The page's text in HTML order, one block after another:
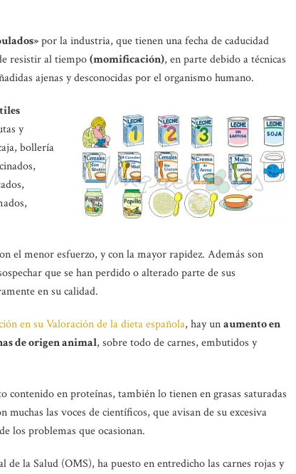
por la industria, que tienen una fecha de caducidad
resistir al tiempo(momificación), en parte debido a técnicas
ajenas y desconocidas por el organismo humano.
y
bollería
el menor esfuerzo, y con la mayor rapidez. Además son
que se han perdido o alterado parte de sus
en su calidad.
en su Valoración de la dieta española, hay unaumento en
de origen animal, sobre todo de carnes, embutidos y
contenido en proteínas, también lo tienen en grasas saturadas
muchas las voces de científicos, que avisan de su excesiva
los problemas que ocasionan.
de la Salud (OMS), ha puesto en entredicho las carnes rojas y